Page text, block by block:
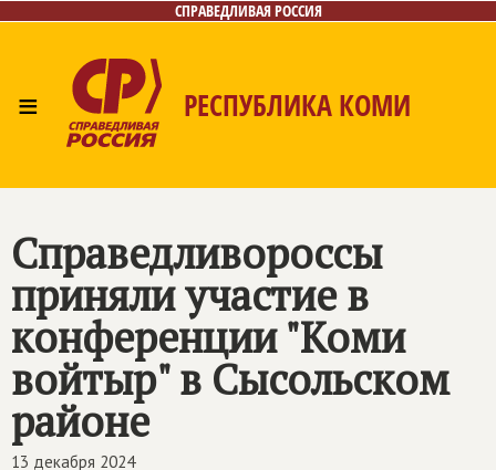
СПРАВЕДЛИВАЯ РОССИЯ
≡ РЕСПУБЛИКА КОМИ
Справедливороссы
приняли участие в
конференции "Коми
войтыр" в Сысольском
районе
13 декабря 2024